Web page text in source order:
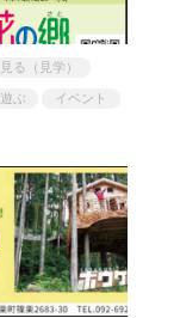
見る（見学）
遊ぶ イベント